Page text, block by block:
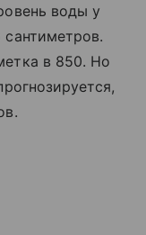
воды у
в 850. Но